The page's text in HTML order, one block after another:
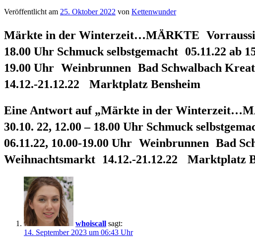
Veröffentlicht am 25. Oktober 2022 von Kettenwunder
Märkte in der Winterzeit…MÄRKTE
18.00 Uhr Schmuck selbstgemacht 05.11.22
19.00 Uhr Weinbrunnen Bad Schwalbach
14.12.-21.12.22 Marktplatz Bensheim
Eine Antwort auf „Märkte in der
30.10. 22, 12.00 – 18.00 Uhr Schmuck
06.11.22, 10.00-19.00 Uhr Weinbrunnen Bad
Weihnachtsmarkt 14.12.-21.12.22 Marktplatz
whoiscall sagt:
14. September 2023 um 06:43 Uhr